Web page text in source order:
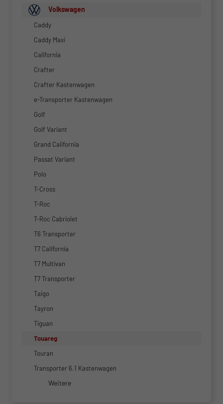
Volkswagen
Caddy
Caddy Maxi
California
Crafter
Crafter Kastenwagen
e-Transporter Kastenwagen
Golf
Golf Variant
Grand California
Passat Variant
Polo
T-Cross
T-Roc
T-Roc Cabriolet
T6 Transporter
T7 California
T7 Multivan
T7 Transporter
Taigo
Tayron
Tiguan
Touareg
Touran
Transporter 6.1 Kastenwagen
Weitere